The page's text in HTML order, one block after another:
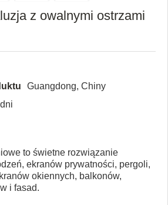
z owalnymi ostrzami
Guangdong, Chiny
to świetne rozwiązanie
ekranów prywatności, pergoli,
okiennych, balkonów,
i fasad.